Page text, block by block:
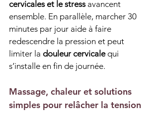
cervicales et le stress avancent
ensemble. En parallèle, marcher 30
minutes par jour aide à faire
redescendre la pression et peut
limiter la douleur cervicale qui
s’installe en fin de journée.
Massage, chaleur et solutions
simples pour relâcher la tension